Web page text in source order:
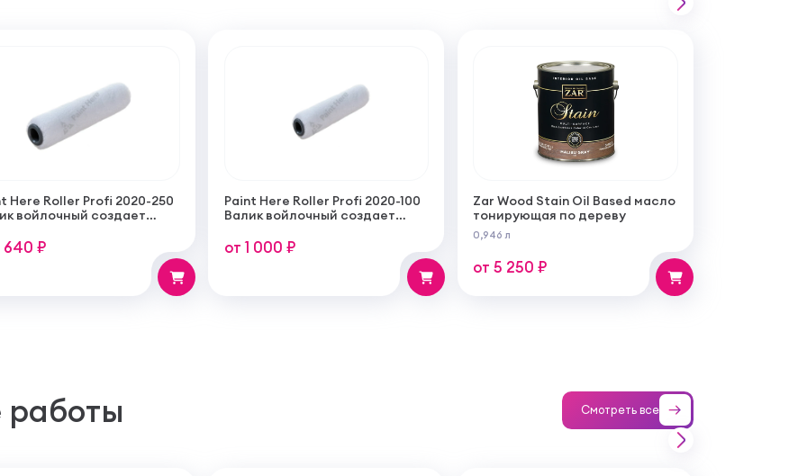
Here Roller Profi 2020-250
войлочный создает
250мм
640 ₽
Paint Here Roller Profi 2020-100
Валик войлочный создает
покрытия 100мм
от 1 000 ₽
Zar Wood Stain Oil Based масло
тонирующая по дереву
0,946 л
от 5 250 ₽
работы Смотреть все